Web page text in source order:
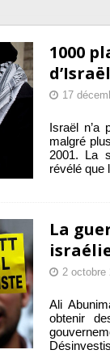
1000
17
Israël n’a
malgré
2001. La
révélé que
La
2 octobre
Ali
obtenir